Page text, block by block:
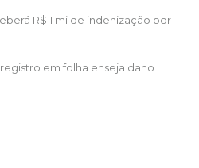
R$ 1 mi de indenização por
em folha enseja dano